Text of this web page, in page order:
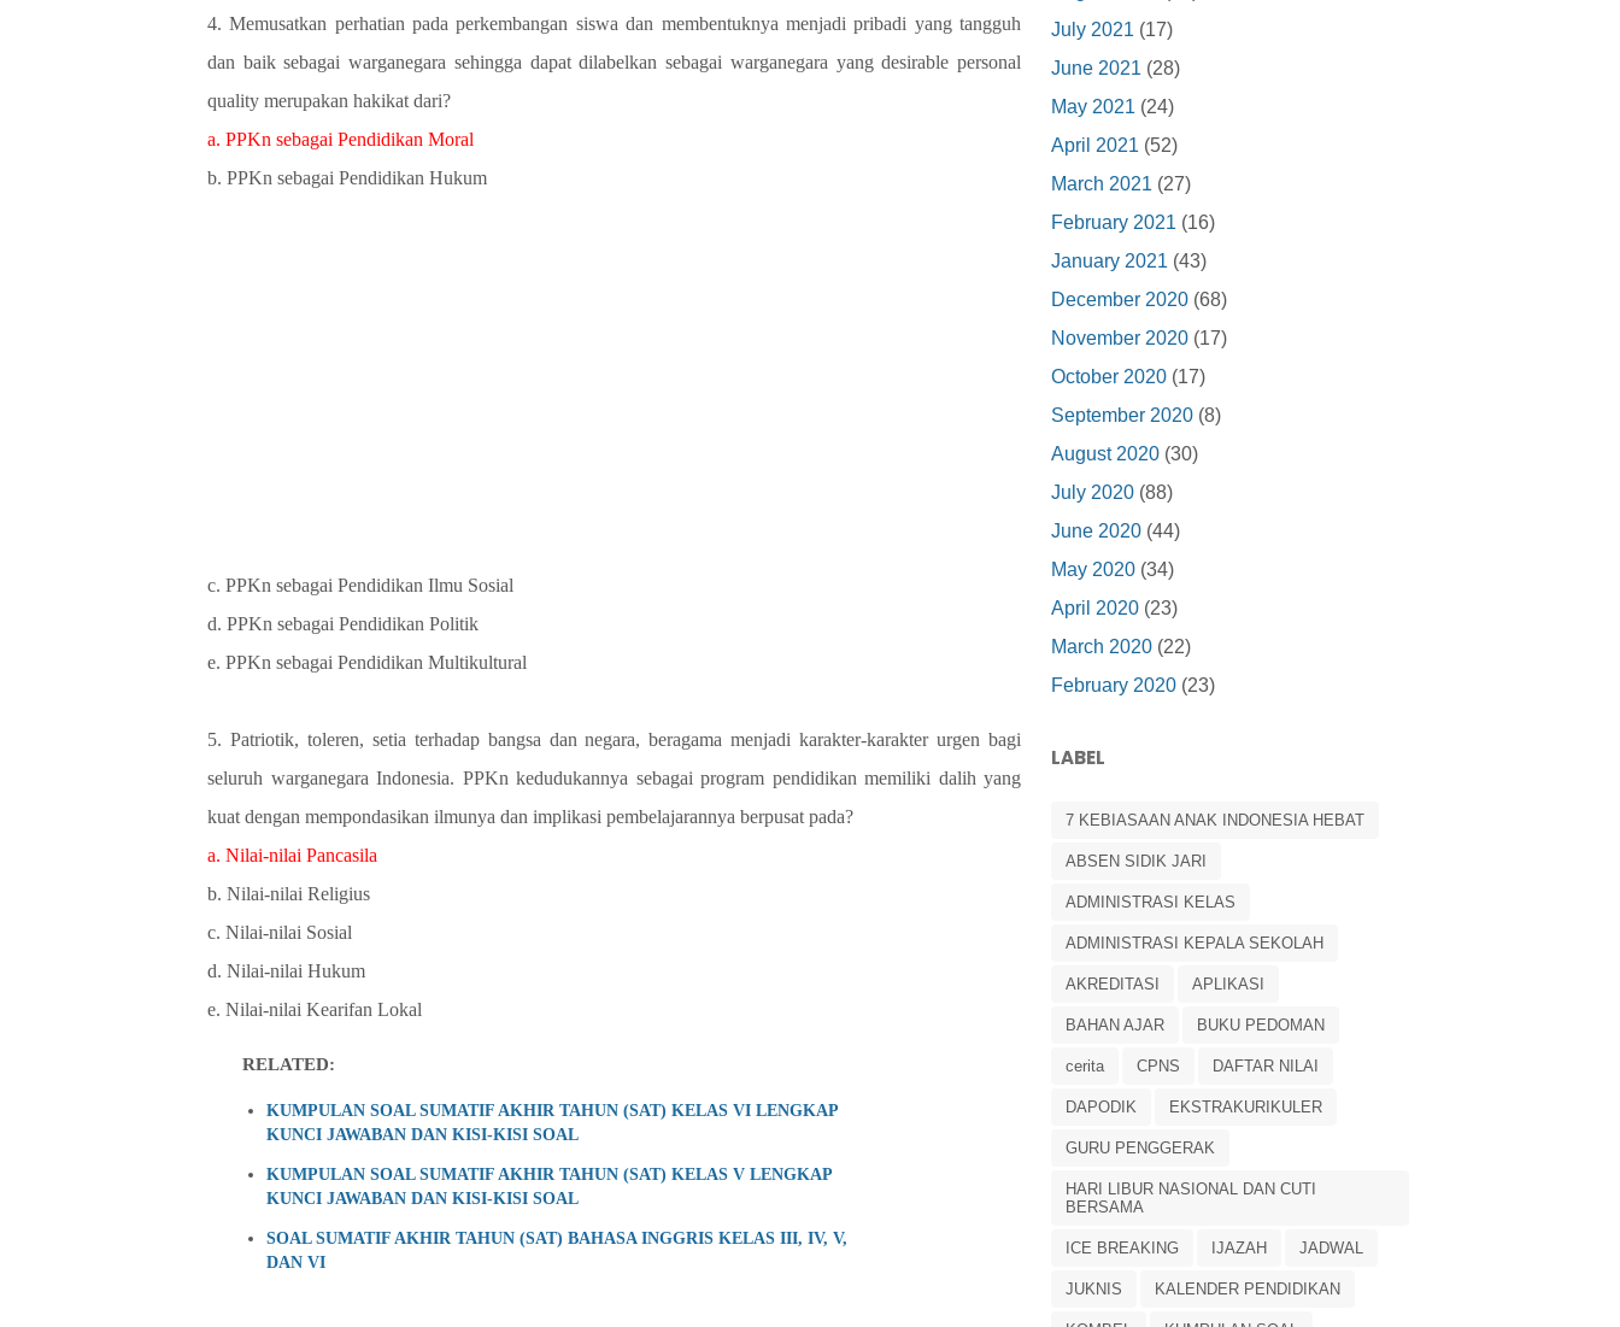
4. Memusatkan perhatian pada perkembangan siswa dan membentuknya menjadi pribadi yang tangguh
dan baik sebagai warganegara sehingga dapat dilabelkan sebagai warganegara yang desirable personal
quality merupakan hakikat dari?
a. PPKn sebagai Pendidikan Moral
b. PPKn sebagai Pendidikan Hukum
c. PPKn sebagai Pendidikan Ilmu Sosial
d. PPKn sebagai Pendidikan Politik
e. PPKn sebagai Pendidikan Multikultural
5. Patriotik, toleren, setia terhadap bangsa dan negara, beragama menjadi karakter-karakter urgen bagi
seluruh warganegara Indonesia. PPKn kedudukannya sebagai program pendidikan memiliki dalih yang
kuat dengan mempondasikan ilmunya dan implikasi pembelajarannya berpusat pada?
a. Nilai-nilai Pancasila
b. Nilai-nilai Religius
c. Nilai-nilai Sosial
d. Nilai-nilai Hukum
e. Nilai-nilai Kearifan Lokal
RELATED:
KUMPULAN SOAL SUMATIF AKHIR TAHUN (SAT) KELAS VI LENGKAP
KUNCI JAWABAN DAN KISI-KISI SOAL
KUMPULAN SOAL SUMATIF AKHIR TAHUN (SAT) KELAS V LENGKAP
KUNCI JAWABAN DAN KISI-KISI SOAL
SOAL SUMATIF AKHIR TAHUN (SAT) BAHASA INGGRIS KELAS III, IV, V,
DAN VI
July 2021 (17)
June 2021 (28)
May 2021 (24)
April 2021 (52)
March 2021 (27)
February 2021 (16)
January 2021 (43)
December 2020 (68)
November 2020 (17)
October 2020 (17)
September 2020 (8)
August 2020 (30)
July 2020 (88)
June 2020 (44)
May 2020 (34)
April 2020 (23)
March 2020 (22)
February 2020 (23)
LABEL
7 KEBIASAAN ANAK INDONESIA HEBAT
ABSEN SIDIK JARI
ADMINISTRASI KELAS
ADMINISTRASI KEPALA SEKOLAH
AKREDITASI APLIKASI
BAHAN AJAR BUKU PEDOMAN
cerita CPNS DAFTAR NILAI
DAPODIK EKSTRAKURIKULER
GURU PENGGERAK
HARI LIBUR NASIONAL DAN CUTI
BERSAMA
ICE BREAKING IJAZAH JADWAL
JUKNIS KALENDER PENDIDIKAN